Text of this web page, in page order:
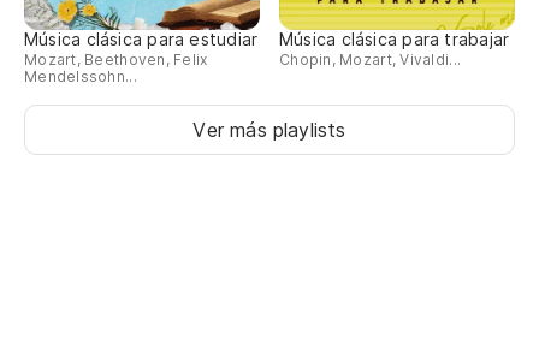
Música clásica para estudiar
Mozart, Beethoven, Felix
Mendelssohn...
Música clásica para trabajar
Chopin, Mozart, Vivaldi...
Ver más playlists